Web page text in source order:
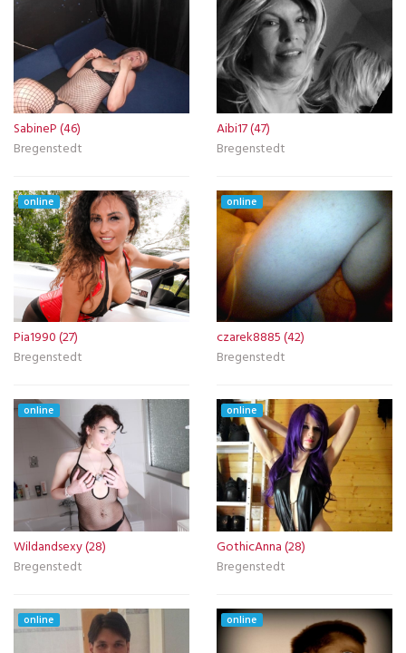
SabineP (46)
Bregenstedt
Aibi17 (47)
Bregenstedt
online
Pia1990 (27)
Bregenstedt
online
czarek8885 (42)
Bregenstedt
online
Wildandsexy (28)
Bregenstedt
online
GothicAnna (28)
Bregenstedt
online online